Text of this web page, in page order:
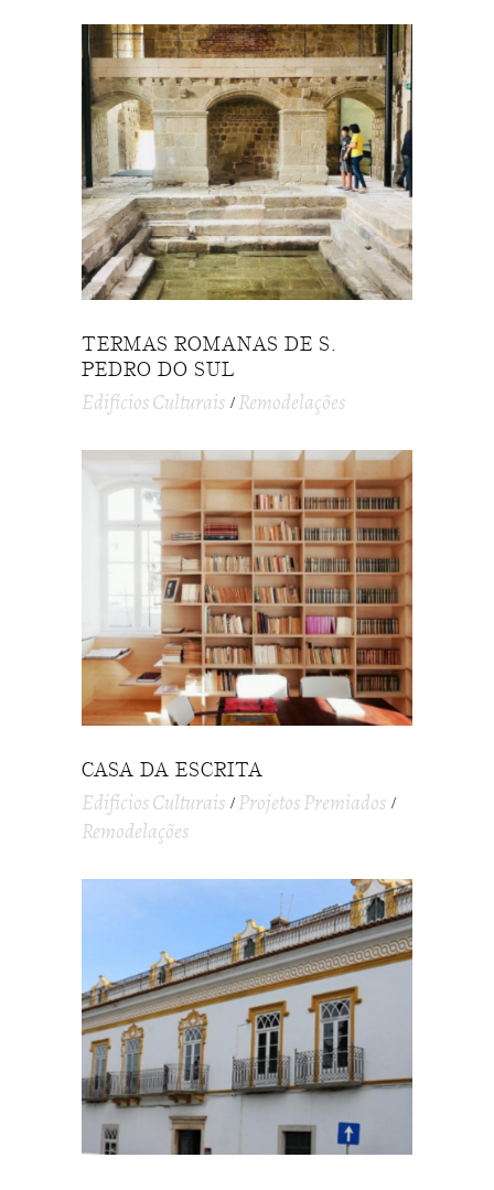
TERMAS ROMANAS DE S.
PEDRO DO SUL
Edifícios Culturais Remodelações
CASA DA ESCRITA
Edifícios Culturais Projetos Premiados
Remodelações